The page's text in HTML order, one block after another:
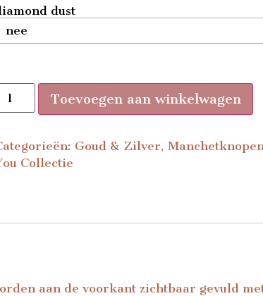
dust
Toevoegen aan winkelwagen
Goud & Zilver,Manchetknopen
Collectie
aan de voorkant zichtbaar gevuld